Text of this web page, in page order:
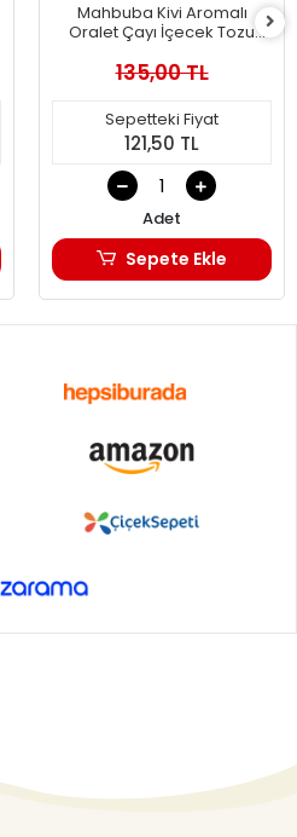
Mahbuba Kivi Aromalı
Oralet Çayı İçecek Tozu
135,00 TL
Sepetteki Fiyat
121,50 TL
Adet
Sepete Ekle